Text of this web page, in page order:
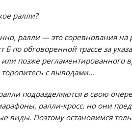
ралли?
ралли — это соревнования
Б по обговоренной трассе за
позже регламентированного
с выводами…
подразделяются в свою
ралли-кросс, но они
виды. Поэтому остановимся